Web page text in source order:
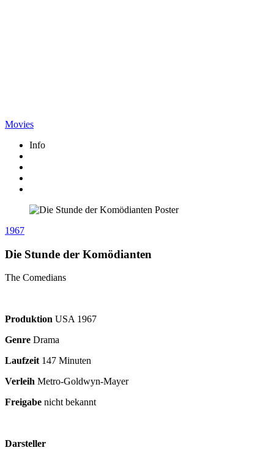
Movies
Info
1967
Die Stunde der Komödianten
The Comedians
Produktion USA 1967
Genre Drama
Laufzeit147 Minuten
Verleih Metro-Goldwyn-Mayer
Freigabe nicht bekannt
Darsteller